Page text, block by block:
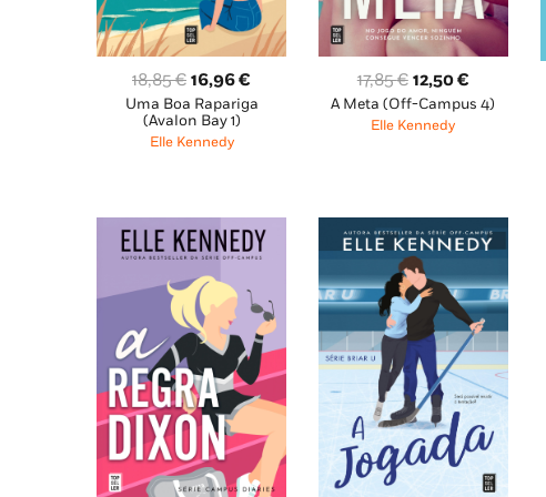
18,85€ O
preço
original
16,96€
preço
Uma Boa Rapariga
(Avalon Bay 1)
Elle Kennedy
17,85€ O
preço
original
12,50€O
preço
A Meta (Off-Campus 4)
Elle Kennedy